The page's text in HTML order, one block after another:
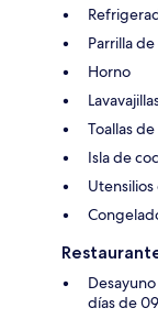
Parrilla
Horno
Toallas
Isla de
días de